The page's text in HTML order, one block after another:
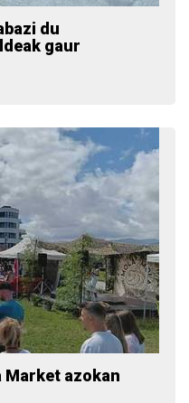
du
gaur
azokan